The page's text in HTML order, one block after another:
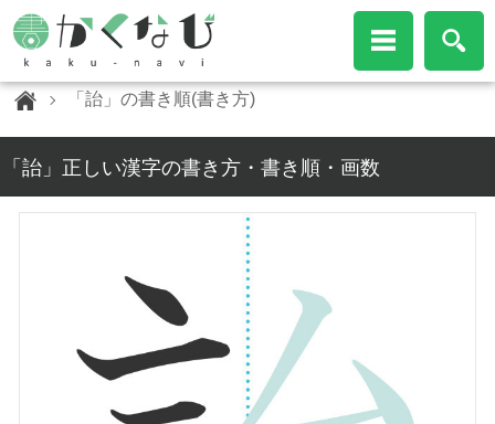
「詒」の書き順(書き方)
「詒」正しい漢字の書き方・書き順・画数